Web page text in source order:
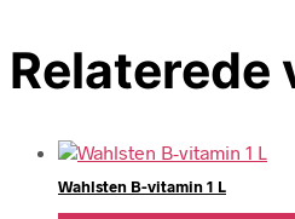
Relaterede
Wahlsten B-vitamin 1 L